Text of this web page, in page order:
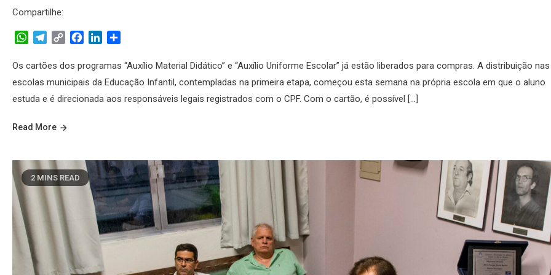
Compartilhe:
WhatsApp
Telegram
Copy
FacebookLinkedIn
Os cartões dos programas “Auxílio Material Didático” e “Auxílio Uniforme Escolar” já estão liberados para compras. A distribuição
escolas municipais da Educação Infantil, contempladas na primeira etapa, começou esta semana na própria escola em que o aluno
estuda e é direcionada aos responsáveis legais registrados com o CPF. Com o cartão, é possível […]
Read More
2 MINS READ